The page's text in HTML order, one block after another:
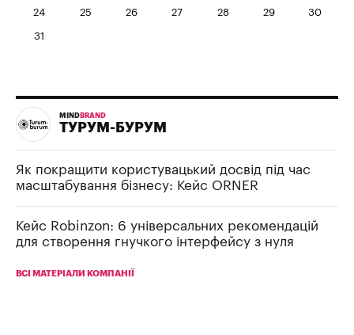
24 25 26 27 28 29 30
31
MIND BRAND
ТУРУМ-БУРУМ
Як покращити користувацький досвід під час
масштабування бізнесу: Кейс ORNER
Кейс Robinzon: 6 універсальних рекомендацій
для створення гнучкого інтерфейсу з нуля
ВСІ МАТЕРІАЛИ КОМПАНІЇ